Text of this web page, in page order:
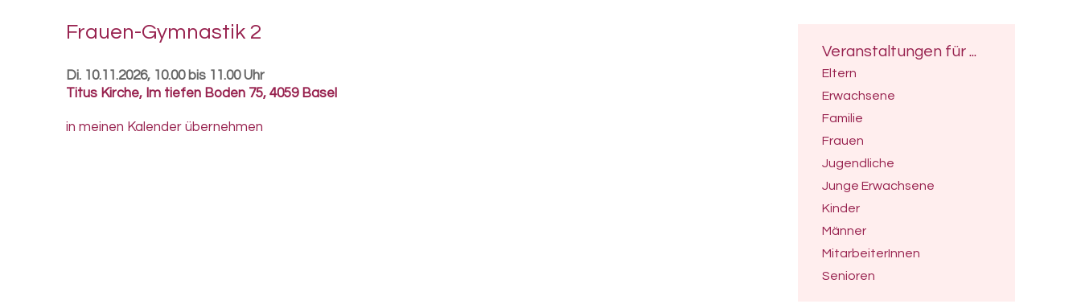
Juni 2027
Juli 2027
Veranstaltungen für ...
Eltern
Erwachsene
Familie
Frauen
Jugendliche
Junge Erwachsene
Kinder
Männer
MitarbeiterInnen
Senioren
Frauen-​Gymnastik 2
Di. 10.11.2026, 10.00 bis 11.00 Uhr
Titus Kirche, Im tiefen Boden 75, 4059 Basel
in meinen Kalender übernehmen